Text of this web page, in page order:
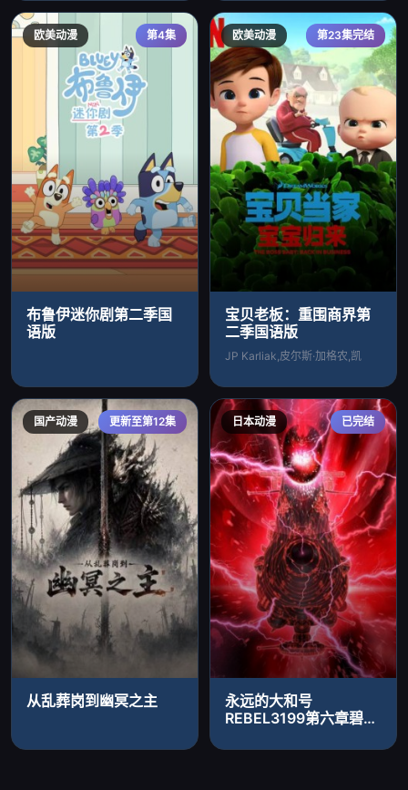
欧美动漫 第4集
布鲁伊迷你剧第二季国
语版
欧美动漫 第23集完结
宝贝老板：重围商界第
二季国语版
JP Karliak,皮尔斯·加格农,凯
国产动漫 更新至第12集
从乱葬岗到幽冥之主
日本动漫 已完结
永远的大和号
REBEL3199第六章碧蓝